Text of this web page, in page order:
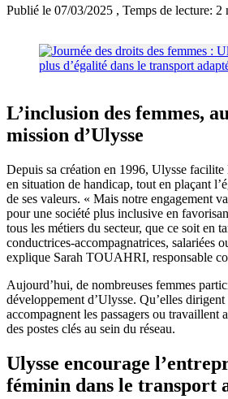
Publié le 07/03/2025 , Temps de lecture: 2
L’inclusion des femmes,
mission d’Ulysse
Depuis sa création en 1996, Ulysse facilite
en situation de handicap, tout en plaçant
de ses valeurs. « Mais notre engagement
pour une société plus inclusive en
tous les métiers du secteur, que ce soit en
conductrices-accompagnatrices, salariées
explique Sarah TOUAHRI, responsable
Aujourd’hui, de nombreuses femmes
développement d’Ulysse. Qu’elles dirigent
accompagnent les passagers ou travaillent
des postes clés au sein du réseau.
Ulysse encourage
féminin dans le transport